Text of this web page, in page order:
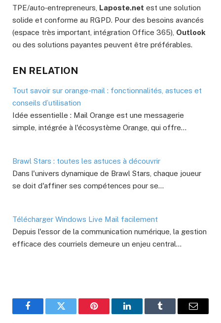
TPE/auto‑entrepreneurs, Laposte.net est une solution
solide et conforme au RGPD. Pour des besoins avancés
(espace très important, intégration Office 365), Outlook
ou des solutions payantes peuvent être préférables.
EN RELATION
Tout savoir sur orange-mail : fonctionnalités, astuces et
conseils d’utilisation
Idée essentielle : Mail Orange est une messagerie
simple, intégrée à l'écosystème Orange, qui offre…
Brawl Stars : toutes les astuces à découvrir
Dans l'univers dynamique de Brawl Stars, chaque joueur
se doit d'affiner ses compétences pour se…
Télécharger Windows Live Mail facilement
Depuis l'essor de la communication numérique, la gestion
efficace des courriels demeure un enjeu central…
FacebookTwitter Pinterest LinkedInTumblr
E-